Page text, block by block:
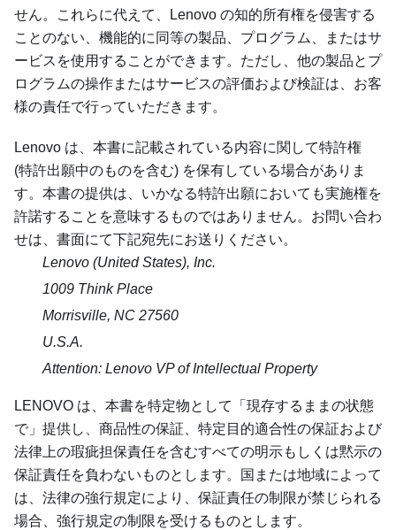
せん。これらに代えて、Lenovo の知的所有権を侵害する
ことのない、機能的に同等の製品、プログラム、またはサ
ービスを使用することができます。ただし、他の製品とプ
ログラムの操作またはサービスの評価および検証は、お客
様の責任で行っていただきます。
Lenovo は、本書に記載されている内容に関して特許権
(特許出願中のものを含む) を保有している場合がありま
す。本書の提供は、いかなる特許出願においても実施権を
許諾することを意味するものではありません。お問い合わ
せは、書面にて下記宛先にお送りください。
Lenovo (United States), Inc.
1009 Think Place
Morrisville, NC 27560
U.S.A.
Attention: Lenovo VP of Intellectual Property
LENOVO は、本書を特定物として
現存するままの状態
で
提供し、商品性の保証、特定目的適合性の保証および
法律上の瑕疵担保責任を含むすべての明示もしくは黙示の
保証責任を負わないものとします。国または地域によって
は、法律の強行規定により、保証責任の制限が禁じられる
場合、強行規定の制限を受けるものとします。